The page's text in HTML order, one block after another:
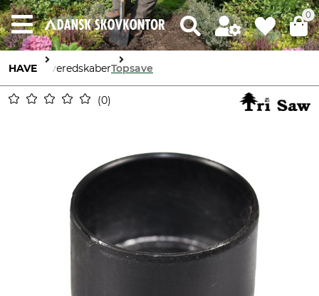
0
HAVE HaveredskaberTopsave
0